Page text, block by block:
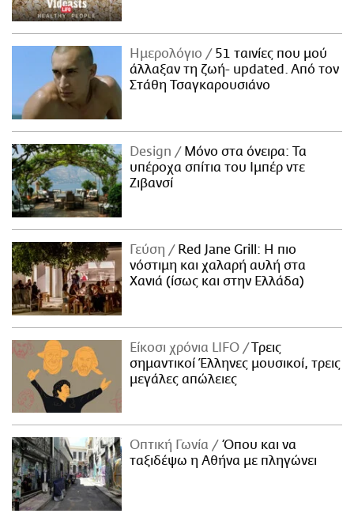
Ημερολόγιο
51 ταινίες που μού
άλλαξαν τη ζωή- updated. Aπό τον
Στάθη Τσαγκαρουσιάνο
Design
Μόνο στα όνειρα: Τα
υπέροχα σπίτια του Ιμπέρ ντε
Ζιβανσί
Γεύση
Red Jane Grill: Η πιο
νόστιμη και χαλαρή αυλή στα
Χανιά (ίσως και στην Ελλάδα)
Είκοσι χρόνια LIFO
Tρεις
σημαντικοί Έλληνες μουσικοί, τρεις
μεγάλες απώλειες
Οπτική Γωνία
Όπου και να
ταξιδέψω η Αθήνα με πληγώνει